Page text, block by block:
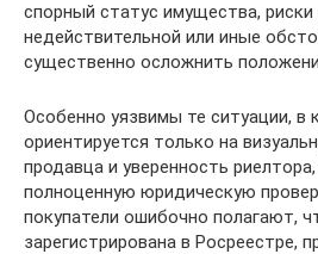
спорный статус имущества, риски
недействительной или иные
существенно осложнить
Особенно уязвимы те ситуации, в
ориентируется только на
продавца и уверенность
полноценную юридическую
покупатели ошибочно полагают,
зарегистрирована в Росреестре,